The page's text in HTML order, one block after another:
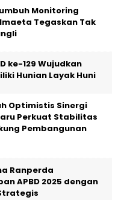
Monitoring
Tegaskan Tak
ke-129 Wujudkan
Hunian Layak Huni
Optimistis Sinergi
Perkuat Stabilitas
Pembangunan
Ranperda
APBD 2025 dengan